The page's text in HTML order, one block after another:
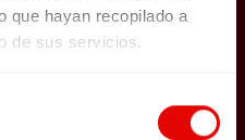
que hayan recopilado a
de sus servicios.